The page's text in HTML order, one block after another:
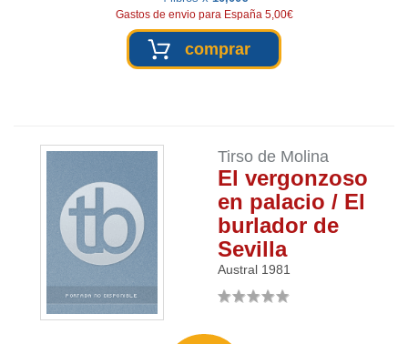
Gastos de envio para España 5,00€
comprar
Tirso de Molina
El vergonzoso
en palacio / El
burlador de
Sevilla
Austral 1981